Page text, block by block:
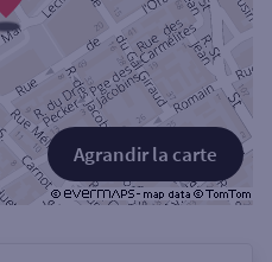
Agrandir la carte